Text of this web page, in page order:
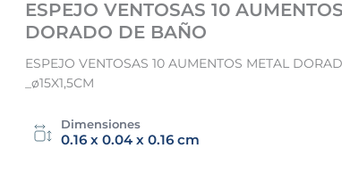
ESPEJO VENTOSAS 10
DORADO DE BAÑO
ESPEJO VENTOSAS 10 AUMENTOS METAL
_ø15X1,5CM
Dimensiones
0.16 x 0.04 x 0.16 cm